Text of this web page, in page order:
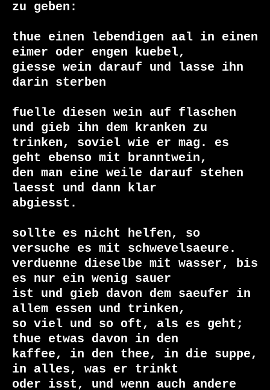
zu geben:
thue einen lebendigen aal in einen
eimer oder engen kuebel,
giesse wein darauf und lasse ihn
darin sterben
fuelle diesen wein auf flaschen
und gieb ihn dem kranken zu
trinken, soviel wie er mag. es
geht ebenso mit branntwein,
den man eine weile darauf stehen
laesst und dann klar
abgiesst.
sollte es nicht helfen, so
versuche es mit schwevelsaeure.
verduenne dieselbe mit wasser, bis
es nur ein wenig sauer
ist und gieb davon dem saeufer in
allem essen und trinken,
so viel und so oft, als es geht;
thue etwas davon in den
kaffee, in den thee, in die suppe,
in alles, was er trinkt
oder isst, und wenn auch andere